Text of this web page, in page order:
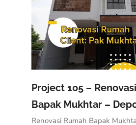
Project 105 –
Bapak Mukhtar –
Renovasi Rumah Bapak